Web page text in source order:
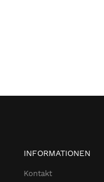
INFORMATIONEN
Kontakt